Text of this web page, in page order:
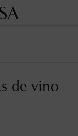
de vino